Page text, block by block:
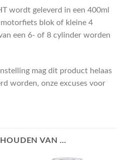
wordt geleverd in een 400ml
blok of kleine 4
een 6- of 8 cylinder worden
mag dit product helaas
worden, onze excuses voor
VAN …